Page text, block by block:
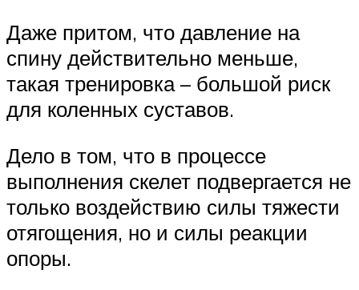
Даже притом, что давление на
спину действительно меньше,
такая тренировка – большой риск
для коленных суставов.
Дело в том, что в процессе
выполнения скелет подвергается не
только воздействию силы тяжести
отягощения, но и силы реакции
опоры.